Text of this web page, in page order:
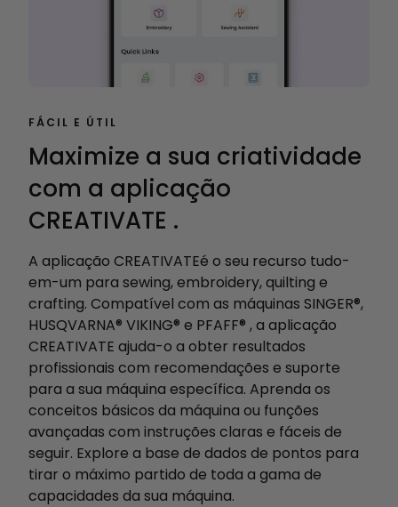
FÁCIL E ÚTIL
Maximize a sua criatividade
com a aplicação
CREATIVATE .
A aplicação CREATIVATEé o seu recurso tudo-
em-um para sewing, embroidery, quilting e
crafting. Compatível com as máquinas SINGER®,
HUSQVARNA® VIKING® e PFAFF® , a aplicação
CREATIVATE ajuda-o a obter resultados
profissionais com recomendações e suporte
para a sua máquina específica. Aprenda os
conceitos básicos da máquina ou funções
avançadas com instruções claras e fáceis de
seguir. Explore a base de dados de pontos para
tirar o máximo partido de toda a gama de
capacidades da sua máquina.